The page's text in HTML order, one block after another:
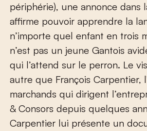
périphérie), une annonce dans
affirme pouvoir apprendre la
n’importe quel enfant en trois
n’est pas un jeune Gantois
qui l’attend sur le perron. Le
autre que François Carpentier,
marchands qui dirigent
& Consors depuis quelques
Carpentier lui présente un